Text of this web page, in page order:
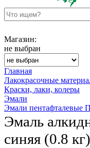
Магазин:
не выбран
Главная
Лакокрасочные
Краски, лаки, колеры
Эмали
Эмали пентафталевые
Эмаль
синяя (0.8 кг)